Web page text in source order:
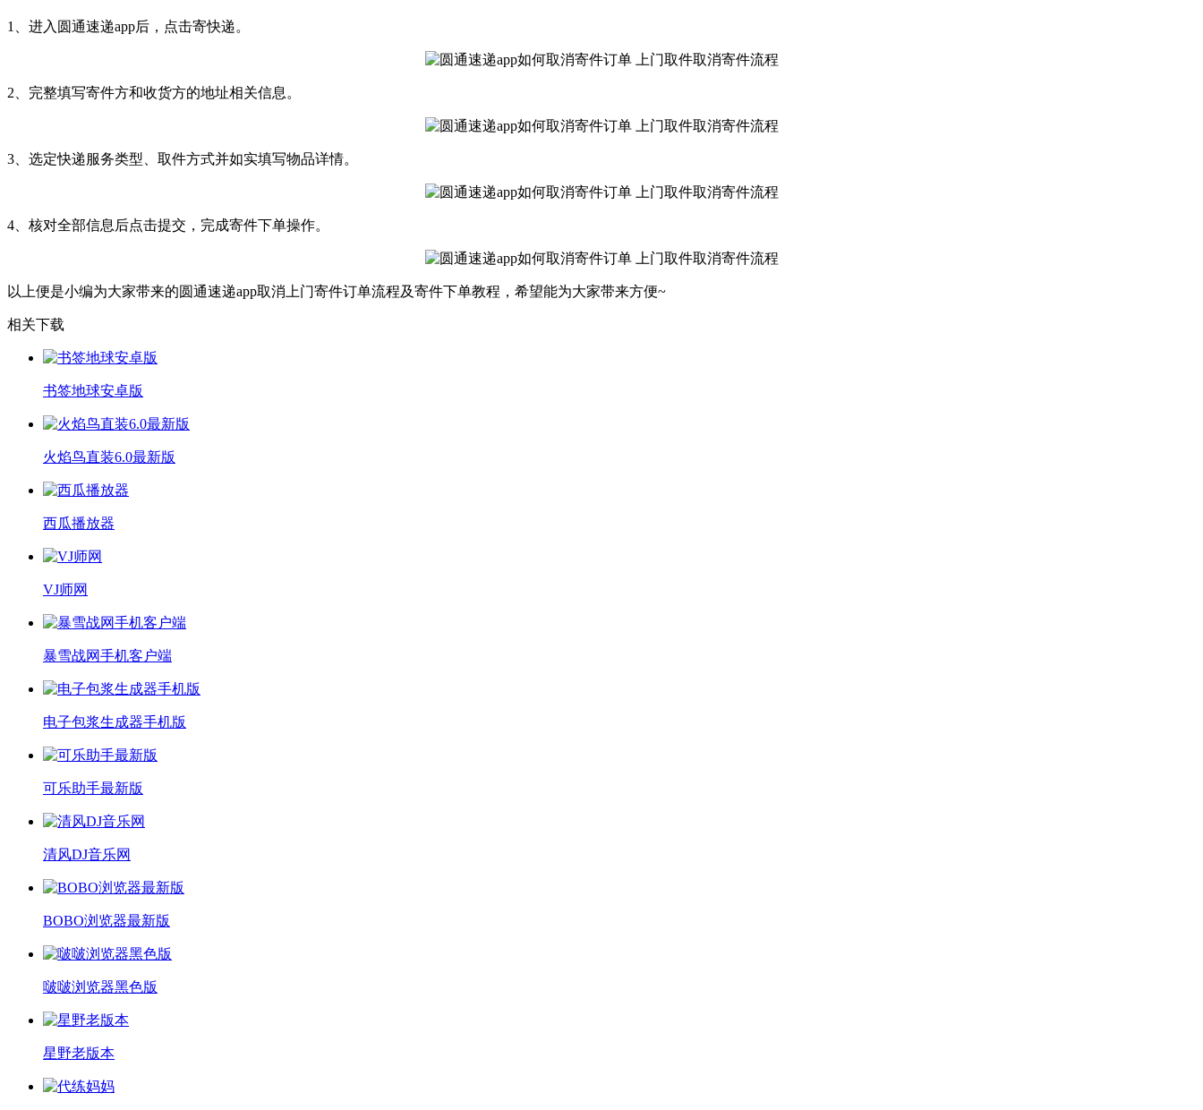
1、进入圆通速递app后，点击寄快递。
2、完整填写寄件方和收货方的地址相关信息。
3、选定快递服务类型、取件方式并如实填写物品详情。
4、核对全部信息后点击提交，完成寄件下单操作。
以上便是小编为大家带来的圆通速递app取消上门寄件订单流程及寄件下单教程，希望能为大家带来方便~
相关下载
书签地球安卓版
火焰鸟直装6.0最新版
西瓜播放器
VJ师网
暴雪战网手机客户端
电子包浆生成器手机版
可乐助手最新版
清风DJ音乐网
BOBO浏览器最新版
啵啵浏览器黑色版
星野老版本